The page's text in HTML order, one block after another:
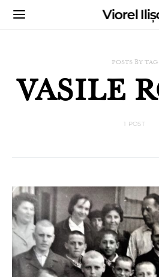
Viorel
POSTS BY TAG
VASILE
1 POST
CUMPĂRĂ CĂRȚILE